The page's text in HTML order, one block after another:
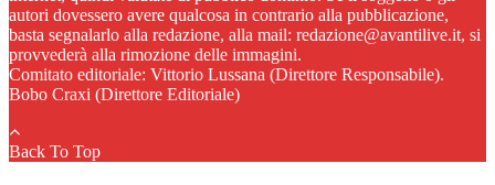
autori dovessero avere qualcosa in contrario alla pubblicazione,
basta segnalarlo alla redazione, alla mail: redazione@avantilive.it, si
provvederà alla rimozione delle immagini.
Comitato editoriale: Vittorio Lussana (Direttore Responsabile).
Bobo Craxi (Direttore Editoriale)
Back To Top